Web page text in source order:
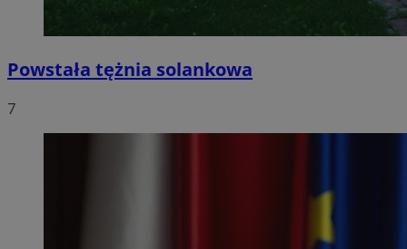
Powstała tężnia solankowa
7